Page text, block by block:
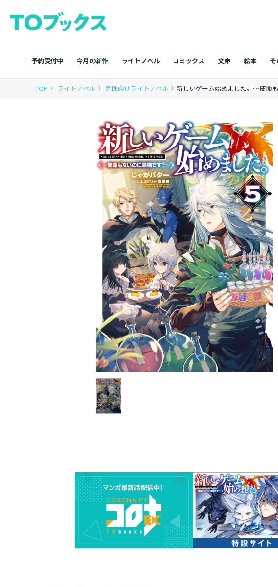
予約受付中 今月の新作 ライトノベル コミックス 文庫 絵本
TOP ライトノベル 男性向けライトノベル 新しいゲーム始めました。～使命